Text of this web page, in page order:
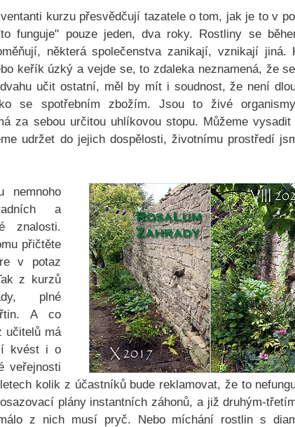
kurzu přesvědčují tazatele o tom, jak je to v
funguje" pouze jeden, dva roky. Rostliny se
některá společenstva zanikají, vznikají jiná.
keřík úzký a vejde se, to zdaleka neznamená, že
učit ostatní, měl by mít i soudnost, že není
se spotřebním zbožím. Jsou to živé
za sebou určitou uhlíkovou stopu. Můžeme
udržet do jejich dospělosti, životnímu prostředí
nemnoho
a
znalosti.
přičtěte
v potaz
z kurzů
plné
A co
učitelů má
kvést i o
veřejnosti
kolik z účastníků bude reklamovat, že to
plány instantních záhonů, a již druhým-
z nich musí pryč. Nebo míchání rostlin s